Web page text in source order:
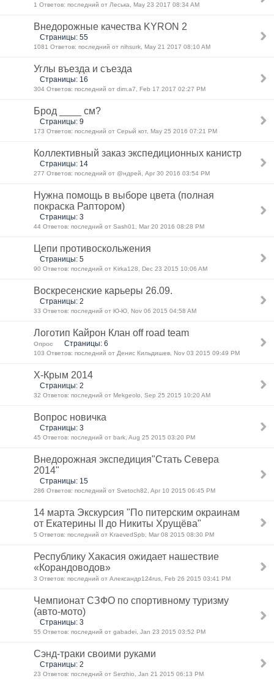
1 Ответов: последний от Леська, May 23 2017 08:34 AM
Внедорожные качества KYRON 2
Страницы: 55
1081 Ответов: последний от nihsurk, May 21 2017 08:10 AM
Углы въезда и съезда
Страницы: 16
304 Ответов: последний от dim.a7, Feb 17 2017 02:27 PM
Брод ____ см?
Страницы: 9
173 Ответов: последний от Серый кот, May 25 2016 07:21 PM
Коллективный заказ экспедиционных канистр
Страницы: 14
277 Ответов: последний от @ндрей, Apr 30 2016 03:54 PM
Нужна помощь в выборе цвета (полная
покраска Раптором)
Страницы: 3
44 Ответов: последний от Sash01, Mar 20 2016 08:28 PM
Цепи противоскольжения
Страницы: 5
90 Ответов: последний от Kirka128, Dec 23 2015 10:06 AM
Воскресенские карьеры 26.09.
Страницы: 2
33 Ответов: последний от Ю-Ю, Nov 06 2015 04:58 AM
Логотип Кайрон Клан off road team
Опрос Страницы: 6
103 Ответов: последний от Денис Кильдишев, Nov 03 2015 09:49 PM
Х-Крым 2014
Страницы: 2
32 Ответов: последний от Mekgeolo, Sep 25 2015 10:20 AM
Вопрос новичка
Страницы: 3
45 Ответов: последний от bark, Aug 25 2015 03:20 PM
Внедорожная экспедиция"Стать Севера
2014"
Страницы: 15
286 Ответов: последний от Svetoch82, Apr 10 2015 06:45 PM
14 марта Экскурсия "По питерским окраинам
от Екатерины II до Никиты Хрущёва"
5 Ответов: последний от KraevedSpb, Mar 08 2015 08:30 PM
Республику Хакасия ожидает нашествие
«Корандоводов»
3 Ответов: последний от Александр124rus, Feb 26 2015 03:41 PM
Чемпионат СЗФО по спортивному туризму
(авто-мото)
Страницы: 3
55 Ответов: последний от gabadei, Jan 23 2015 03:52 PM
Сэнд-траки своими руками
Страницы: 2
23 Ответов: последний от Serzhio, Jan 21 2015 06:13 PM